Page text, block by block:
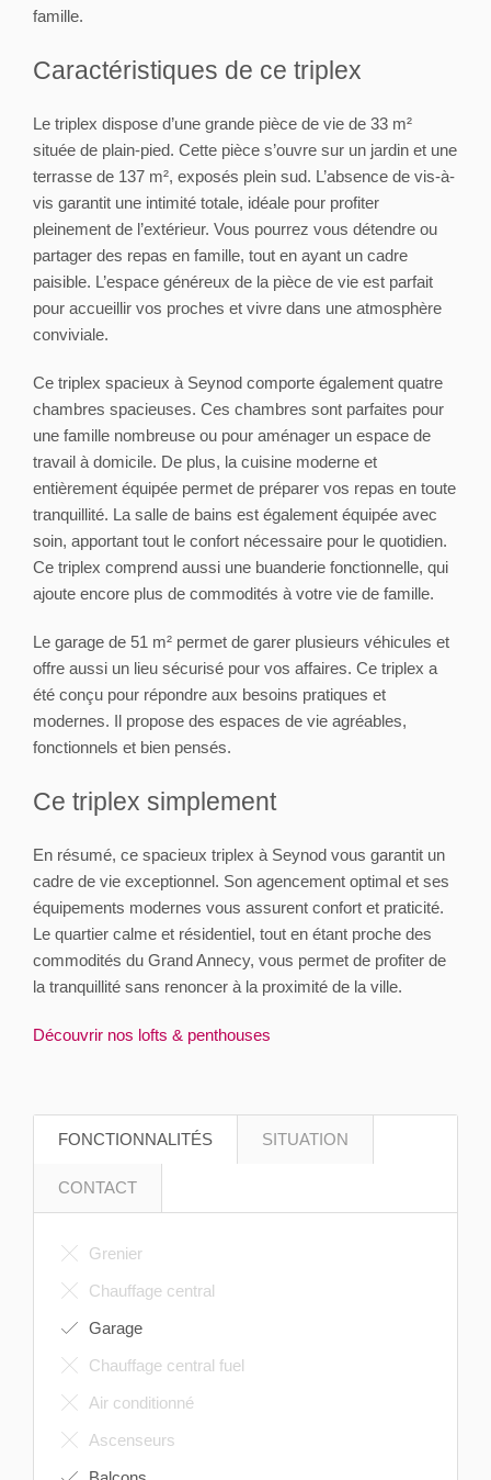
famille.
Caractéristiques de ce triplex
Le triplex dispose d’une grande pièce de vie de 33 m²
située de plain-pied. Cette pièce s’ouvre sur un jardin et une
terrasse de 137 m², exposés plein sud. L’absence de vis-à-
vis garantit une intimité totale, idéale pour profiter
pleinement de l’extérieur. Vous pourrez vous détendre ou
partager des repas en famille, tout en ayant un cadre
paisible. L’espace généreux de la pièce de vie est parfait
pour accueillir vos proches et vivre dans une atmosphère
conviviale.
Ce triplex spacieux à Seynod comporte également quatre
chambres spacieuses. Ces chambres sont parfaites pour
une famille nombreuse ou pour aménager un espace de
travail à domicile. De plus, la cuisine moderne et
entièrement équipée permet de préparer vos repas en toute
tranquillité. La salle de bains est également équipée avec
soin, apportant tout le confort nécessaire pour le quotidien.
Ce triplex comprend aussi une buanderie fonctionnelle, qui
ajoute encore plus de commodités à votre vie de famille.
Le garage de 51 m² permet de garer plusieurs véhicules et
offre aussi un lieu sécurisé pour vos affaires. Ce triplex a
été conçu pour répondre aux besoins pratiques et
modernes. Il propose des espaces de vie agréables,
fonctionnels et bien pensés.
Ce triplex simplement
En résumé, ce spacieux triplex à Seynod vous garantit un
cadre de vie exceptionnel. Son agencement optimal et ses
équipements modernes vous assurent confort et praticité.
Le quartier calme et résidentiel, tout en étant proche des
commodités du Grand Annecy, vous permet de profiter de
la tranquillité sans renoncer à la proximité de la ville.
Découvrir nos lofts & penthouses
FONCTIONNALITÉS SITUATION
CONTACT
Grenier
Chauffage central
Garage
Chauffage central fuel
Air conditionné
Ascenseurs